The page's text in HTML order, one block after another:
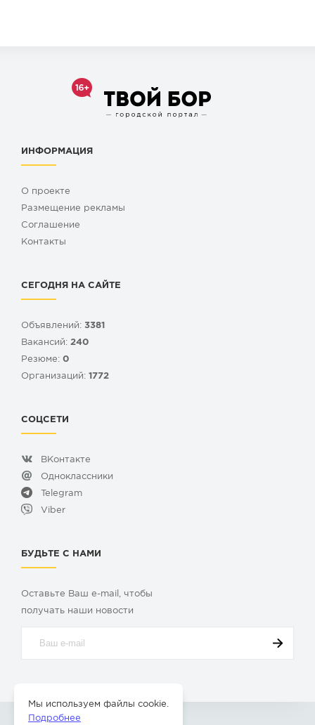
ИНФОРМАЦИЯ
О проекте
Размещение рекламы
Cоглашение
Контакты
СЕГОДНЯ НА САЙТЕ
Объявлений: 3381
Вакансий: 240
Резюме: 0
Организаций: 1772
СОЦСЕТИ
ВКонтакте
Одноклассники
Telegram
Viber
БУДЬТЕ С НАМИ
Оставьте Ваш e-mail, чтобы
получать наши новости
Мы используем файлы cookie.
Подробнее